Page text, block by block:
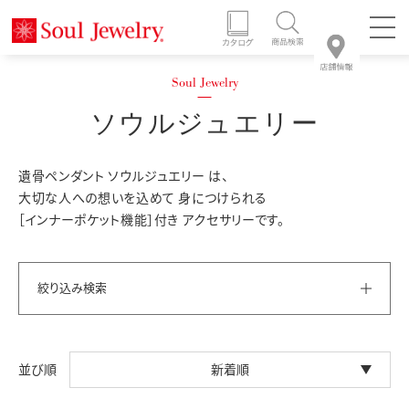
ソウルジュエリー
遺骨ペンダント ソウルジュエリー は、
大切な人への想いを込めて 身につけられる
［インナーポケット機能］付き アクセサリーです。
絞り込み検索
新着順